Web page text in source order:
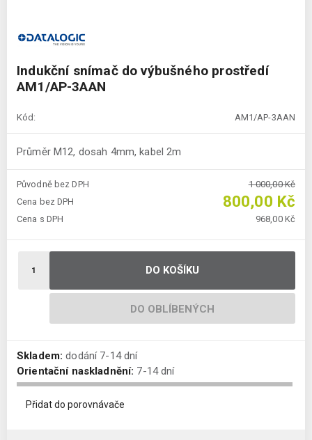
Indukční snímač do výbušného prostředí
AM1/AP-3AAN
Kód: AM1/AP-3AAN
Průměr M12, dosah 4mm, kabel 2m
Původně bez DPH
1 000,00 Kč
Cena bez DPH
800,00 Kč
Cena s DPH 968,00 Kč
DO KOŠÍKU
DO OBLÍBENÝCH
Skladem: dodání 7-14 dní
Orientační naskladnění: 7-14 dní
Přidat do porovnávače